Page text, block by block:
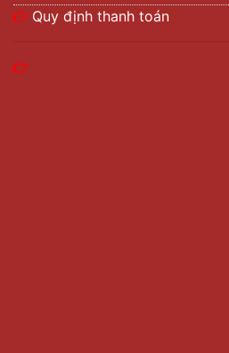
Quy định thanh toán